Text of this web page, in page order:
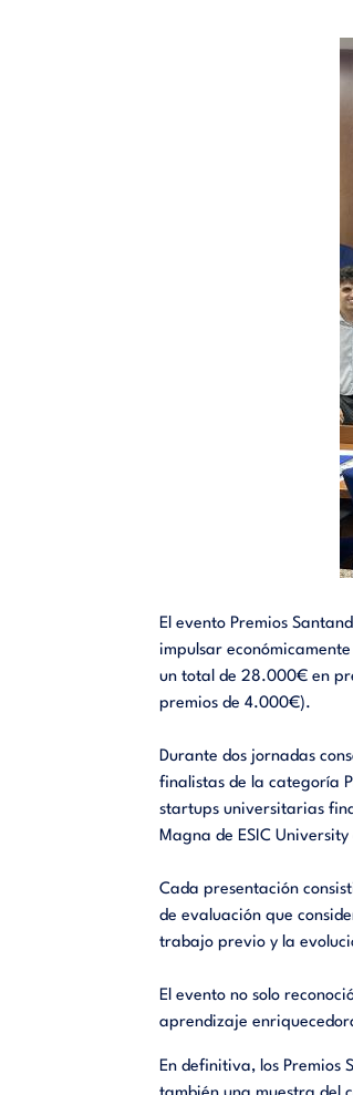
El evento Premios
impulsar
un total de 28.000€ en
premios de 4.000€).
Durante dos jornadas
finalistas de la categoría
startups universitarias
Magna de ESIC
Cada presentación
de evaluación que
trabajo previo y la
El evento no solo
aprendizaje
En definitiva, los Premios